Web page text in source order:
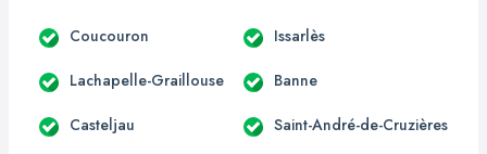
Coucouron Issarlès
Lachapelle-Graillouse Banne
Casteljau Saint-André-de-Cruzières